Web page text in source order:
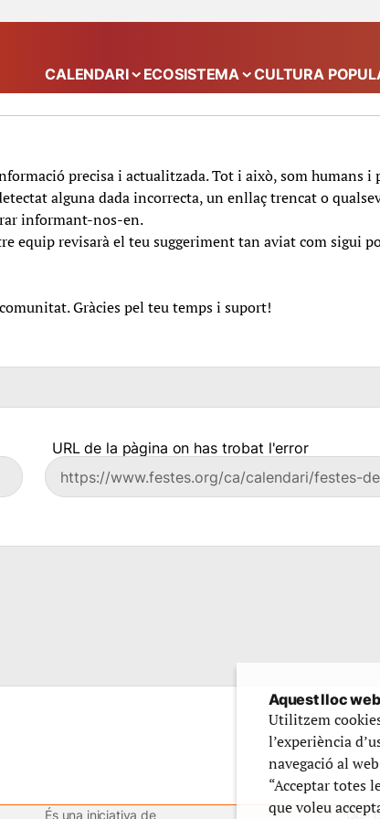
CALENDARI Mostra el submenú de “Calendari”
ECOSISTEMA Mostra el submenú de
CULTURA
precisa i actualitzada. Tot i això, som humans i
alguna dada incorrecta, un enllaç trencat o
informant-nos-en.
equip revisarà el teu suggeriment tan aviat com sigui
Gràcies pel teu temps i suport!
URL de la pàgina on has trobat l'error
És una iniciativa de
Que
Aquest lloc
Utilitzem
l’experiència
navegació al
“Acceptar totes
que voleu